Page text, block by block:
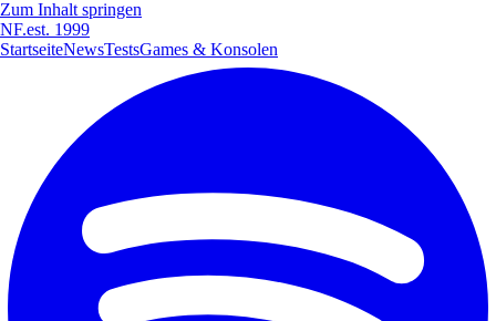
Zum Inhalt springen
NF.est. 1999
StartseiteNewsTestsGames & Konsolen